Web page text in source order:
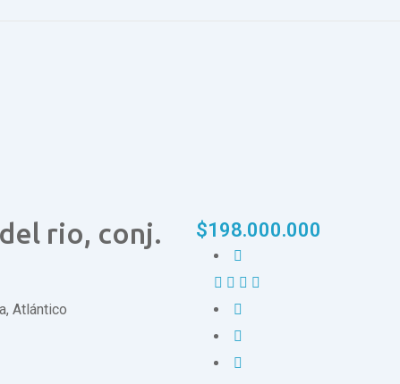
rio, conj.
Atlántico
$198.000.000